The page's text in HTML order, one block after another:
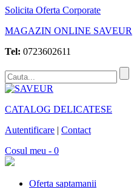
Solicita Oferta Corporate
MAGAZIN ONLINE SAVEUR
Tel: 0723602611
CATALOG DELICATESE
Autentificare | Contact
Cosul meu - 0
Oferta saptamanii